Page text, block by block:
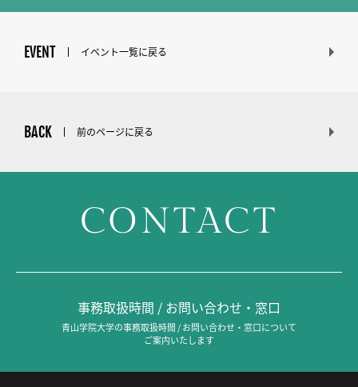
EVENT イベント一覧に戻る
BACK 前のページに戻る
CONTACT
事務取扱時間 / お問い合わせ・窓口
青山学院大学の事務取扱時間 / お問い合わせ・窓口について
ご案内いたします